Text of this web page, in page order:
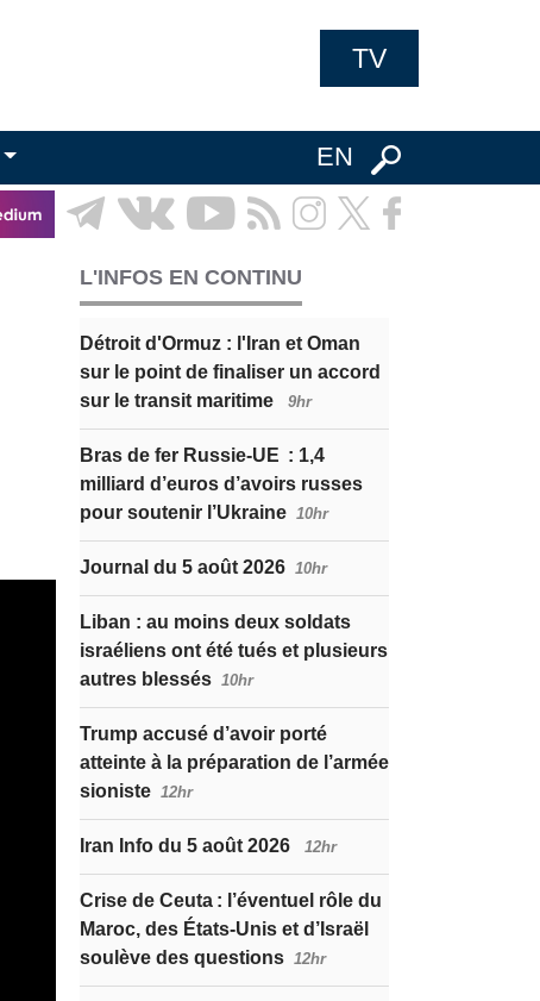
TV
EN
L'INFOS EN CONTINU
Détroit d'Ormuz : l'Iran et Oman
sur le point de finaliser un accord
sur le transit maritime
9hr
Bras de fer Russie-UE : 1,4
milliard d’euros d’avoirs russes
pour soutenir l’Ukraine 10hr
Journal du 5 août 2026 10hr
Liban : au moins deux soldats
israéliens ont été tués et plusieurs
autres blessés 10hr
Trump accusé d’avoir porté
atteinte à la préparation de l’armée
sioniste 12hr
Iran Info du 5 août 2026 12hr
Crise de Ceuta : l’éventuel rôle du
Maroc, des États-Unis et d’Israël
soulève des questions 12hr